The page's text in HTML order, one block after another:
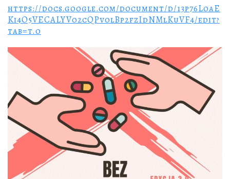
https://docs.google.com/document/d/13p76LoaE
Ki4O5VECALYV02cQPv0lBp2fzIdNMlKuVF4/edit?
tab=t.0